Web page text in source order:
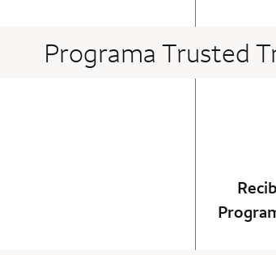
Programa Trusted